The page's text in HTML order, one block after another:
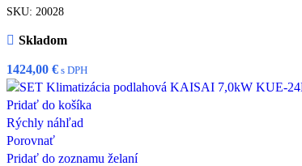
SKU: 20028
Skladom
1424,00 € s DPH
Pridať do košíka
Rýchly náhľad
Porovnať
Pridať do zoznamu želaní